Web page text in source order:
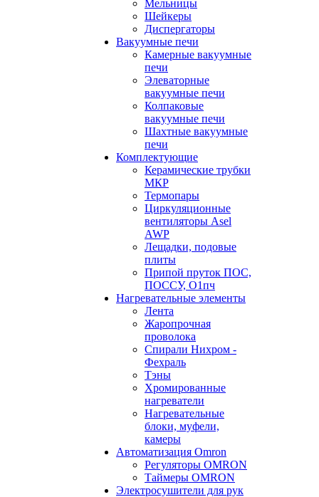
Мельницы
Шейкеры
Диспергаторы
Вакуумные печи
Камерные вакуумные
печи
Элеваторные
вакуумные печи
Колпаковые
вакуумные печи
Шахтные вакуумные
печи
Комплектующие
Керамические трубки
МКР
Термопары
Циркуляционные
вентиляторы Asel
AWP
Лещадки, подовые
плиты
Припой пруток ПОС,
ПОССУ, О1пч
Нагревательные элементы
Лента
Жаропрочная
проволока
Спирали Нихром -
Фехраль
Тэны
Хромированные
нагреватели
Нагревательные
блоки, муфели,
камеры
Автоматизация Omron
Регуляторы OMRON
Таймеры OMRON
Электросушители для рук